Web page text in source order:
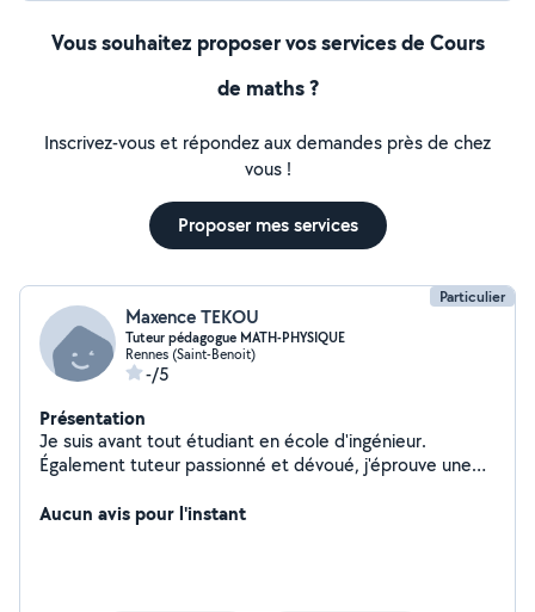
Vous souhaitez proposer vos services de Cours
de maths ?
Inscrivez-vous et répondez aux demandes près de chez
vous !
Proposer mes services
Particulier
Maxence TEKOU
Tuteur pédagogue MATH-PHYSIQUE
Rennes (Saint-Benoit)
-/5
Présentation
Je suis avant tout étudiant en école d'ingénieur.
Également tuteur passionné et dévoué, j'éprouve une
en 1ère année d'université)vers la réussite. Ma capacité
Aucun avis pour l'instant